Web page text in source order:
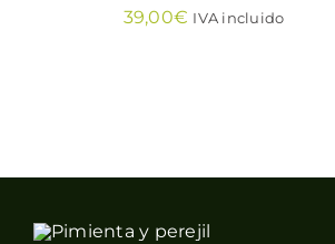
39,00€ IVA incluido